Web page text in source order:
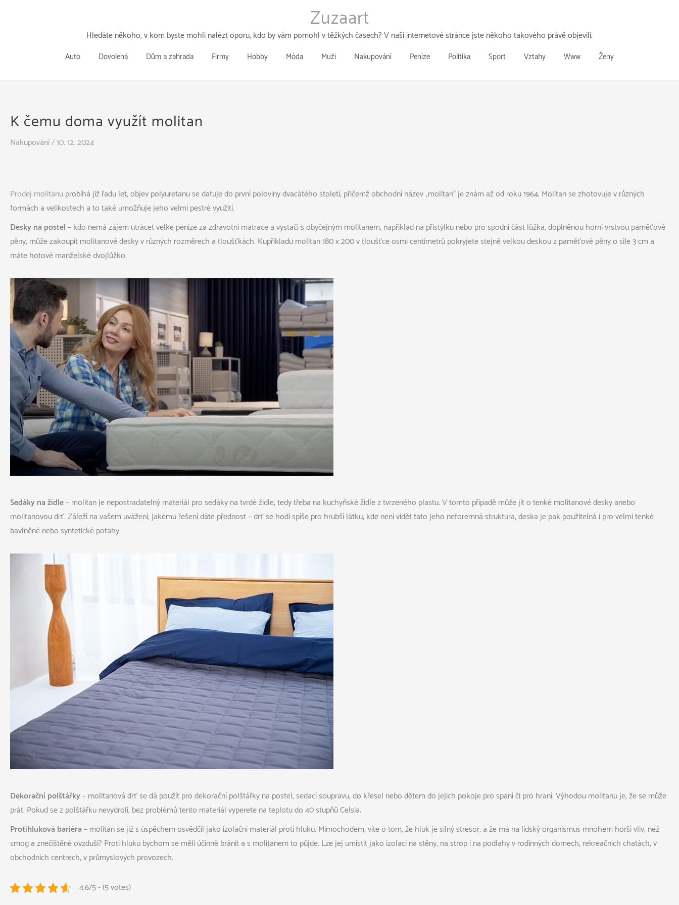
Zuzaart
Hledáte někoho, v kom byste mohli nalézt oporu, kdo by vám pomohl v těžkých časech? V naší internetové stránce jste někoho takového právě objevili.
Auto Dovolená Dům a zahrada Firmy Hobby Móda Muži Nakupování Peníze Politika Sport Vztahy Www Ženy
K čemu doma využít molitan
Nakupování/10. 12. 2024
Prodej molitanuprobíhá již řadu let, objev polyuretanu se datuje do první poloviny dvacátého století, přičemž obchodní název „molitan“ je znám až od roku 1964. Molitan se zhotovuje v různých
formách a velikostech a to také umožňuje jeho velmi pestré využití.
Desky na postel– kdo nemá zájem utrácet velké peníze za zdravotní matrace a vystačí s obyčejným molitanem, například na přistýlku nebo pro spodní část lůžka, doplněnou horní vrstvou paměťové
pěny, může zakoupit molitanové desky v různých rozměrech a tloušťkách. Kupříkladumolitan 180 x 200 v tloušťce osmi centimetrů pokryjete stejně velkou deskou z paměťové pěny o síle 3 cm a
máte hotové manželské dvojlůžko.
Sedáky na židle– molitan je nepostradatelný materiál pro sedáky na tvrdé židle, tedy třeba na kuchyňské židle z tvrzeného plastu. V tomto případě může jít o tenké molitanové desky anebo
molitanovou drť. Záleží na vašem uvážení, jakému řešení dáte přednost – drť se hodí spíše pro hrubší látku, kde není viděttato jeho neforemná struktura, deska je pak použitelná i pro velmi tenké
bavlněné nebo syntetické potahy.
Dekorační polštářky– molitanová drť se dá použít pro dekorační polštářky na postel, sedací soupravu, do křesel nebo dětem do jejich pokoje pro spaní či pro hraní. Výhodou molitanu je, že se může
prát. Pokud se z polštářku nevydrolí, bez problémů tento materiál vyperete na teplotu do 40 stupňů Celsia.
Protihluková bariéra– molitan se již s úspěchem osvědčil jako izolační materiál proti hluku. Mimochodem, víte o tom, že hluk je silný stresor, a že má na lidský organismus mnohem horší vliv, než
smog a znečištěné ovzduší? Proti hluku bychom se měli účinně bránit a s molitanem to půjde. Lze jej umístit jako izolaci na stěny, na strop i na podlahy v rodinných domech, rekreačních chatách, v
obchodních centrech, v průmyslových provozech.
4.6/5 - (5 votes)